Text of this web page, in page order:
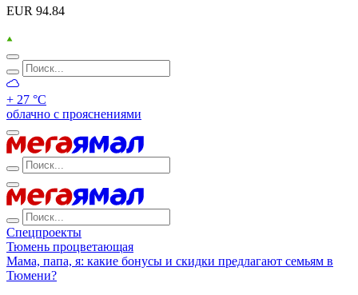
EUR 94.84
+ 27 °С
облачно с прояснениями
Спецпроекты
Тюмень процветающая
Мама, папа, я: какие бонусы и скидки предлагают семьям в
Тюмени?